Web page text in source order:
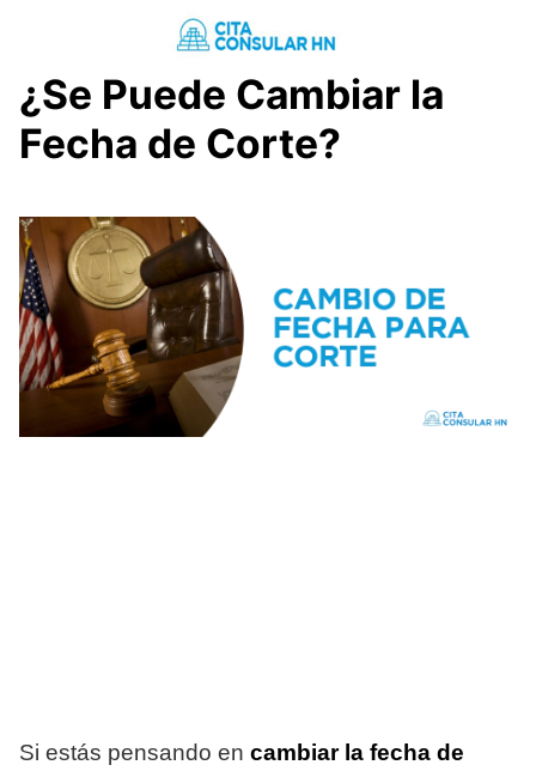
¿Se Puede Cambiar la
Fecha de Corte?
Si estás pensando en cambiar la fecha de